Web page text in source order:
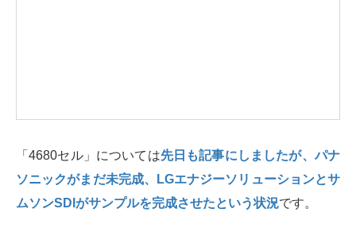
「4680セル」については先日も記事にしましたが、パナ
ソニックがまだ未完成、LGエナジーソリューションとサ
ムソンSDIがサンプルを完成させたという状況です。